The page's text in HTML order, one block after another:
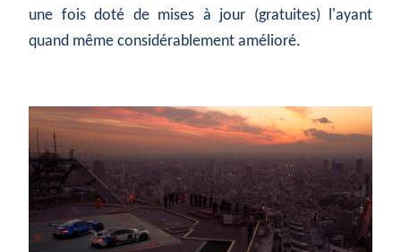
une fois doté de mises à jour (gratuites) l'ayant
quand même considérablement amélioré.